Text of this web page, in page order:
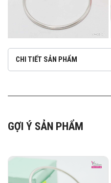
CHI TIẾT SẢN PHẨM
GỢI Ý SẢN PHẨM